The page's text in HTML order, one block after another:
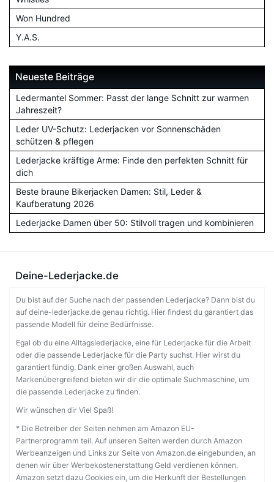
Won Hundred
Y.A.S.
Neueste Beiträge
Ledermantel Sommer: Passt der lange Schnitt zur warmen
Jahreszeit?
Leder UV-Schutz: Lederjacken vor Sonnenschäden
schützen & pflegen
Lederjacke kräftige Arme: Finde den perfekten Schnitt für
dich
Beste braune Bikerjacken Damen: Stil, Leder &
Kaufberatung 2026
Lederjacke Damen über 50: Stilvoll tragen und kombinieren
Deine-Lederjacke.de
Du bist auf der Suche nach der passenden Lederjacke? Dann bist du
auf deine-lederjacke.de genau richtig. Hier findest du garantiert das
passende Modell für deine Bedürfnisse.
Egal ob du eine Alltagslederjacke, eine für Lederjacke für die Arbeit
oder die passende Lederjacke für die Party suchst. Hier wirst du
garantiert fündig. Dank einer großen Auswahl, auch
Markenübergreifend bieten wir dir die optimale Suchmaschine, um
die passende Lederjacke zu finden.
Wir wünschen dir Viel Spaß!
* Die Betreiber der Seiten nehmen am Amazon EU-
Partnerprogramm teil. Auf unseren Seiten werden durch Amazon
Werbeanzeigen und Links zur Seite von Amazon.de eingebunden, an
denen wir über Werbekostenerstattung Geld verdienen können.
Amazon setzt dazu Cookies ein, um die Herkunft der Bestellungen